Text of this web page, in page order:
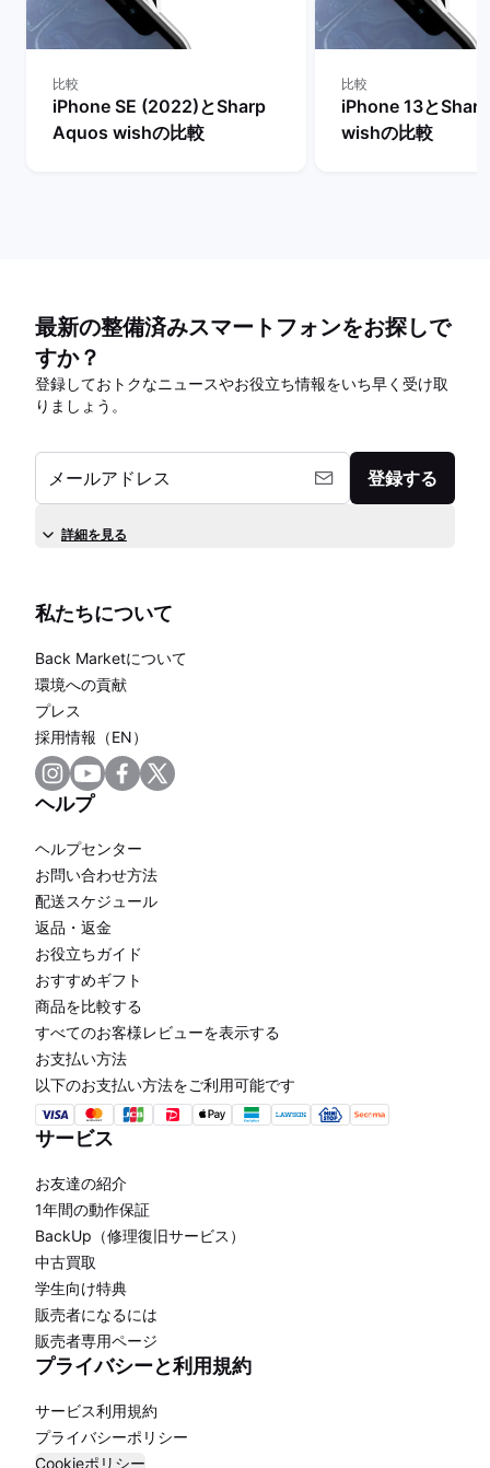
比較
iPhone SE (2022)とSharp
Aquos wishの比較
比較
iPhone 13と
wishの比較
最新の整備済みスマートフォンをお探しで
すか？
登録しておトクなニュースやお役立ち情報をいち早く受け取
りましょう。
メールアドレス 登録する
詳細を見る
私たちについて
Back Marketについて
環境への貢献
プレス
採用情報（EN）
ヘルプ
ヘルプセンター
お問い合わせ方法
配送スケジュール
返品・返金
お役立ちガイド
おすすめギフト
商品を比較する
すべてのお客様レビューを表示する
お支払い方法
以下のお支払い方法をご利用可能です
サービス
お友達の紹介
1年間の動作保証
BackUp（修理復旧サービス）
中古買取
学生向け特典
販売者になるには
販売者専用ページ
プライバシーと利用規約
サービス利用規約
プライバシーポリシー
Cookieポリシー